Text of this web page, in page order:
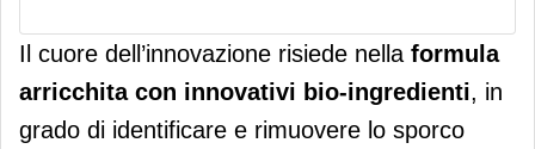
Il cuore dell’innovazione risiede nella formula
arricchita con innovativi bio-ingredienti, in
grado di identificare e rimuovere lo sporco